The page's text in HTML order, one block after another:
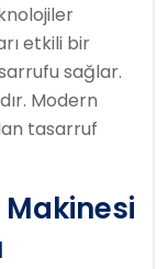
etkili bir
sağlar.
Modern
tasarruf